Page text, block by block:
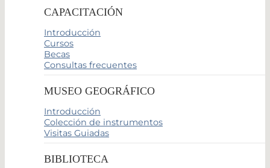
CAPACITACIÓN
Introducción
Cursos
Becas
Consultas frecuentes
MUSEO GEOGRÁFICO
Introducción
Colección de instrumentos
Visitas Guiadas
BIBLIOTECA